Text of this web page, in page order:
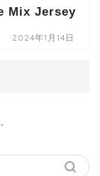
Mix Jersey
2024年1月14日